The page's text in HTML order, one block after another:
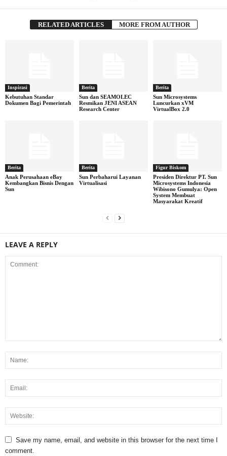
RELATED ARTICLES MORE FROM AUTHOR
Inspirasi
Kebutuhan Standar
Dokumen Bagi Pemerintah
Berita
Sun dan SEAMOLEC
Resmikan JENI ASEAN
Research Center
Berita
Sun Microsystems
Luncurkan xVM
VirtualBox 2.0
Berita
Anak Perusahaan eBay
Kembangkan Bisnis Dengan
Sun
Berita
Sun Perbaharui Layanan
Virtualisasi
Figur Biskom
Presiden Direktur PT. Sun
Microsystems Indonesia
Wibisono Gumulya: Open
System Membuat
Masyarakat Kreatif
LEAVE A REPLY
Save my name, email, and website in this browser for the next time I
comment.